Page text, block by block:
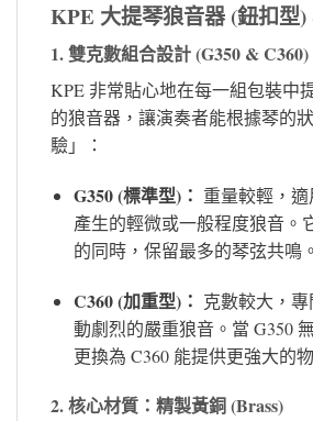
KPE 大提琴狼音器 (鈕扣型
1. 雙克數組合設計 (G350 & C360)
KPE 非常貼心地在每一組包裝中
的狼音器，讓演奏者能根據琴的
驗」：
G350 (標準型)： 重量較輕，
產生的輕微或一般程度狼音。
的同時，保留最多的琴弦共鳴。
C360 (加重型)： 克數較大，
動劇烈的嚴重狼音。當 G350
更換為 C360 能提供更強大的
2. 核心材質：精製黃銅 (Brass)